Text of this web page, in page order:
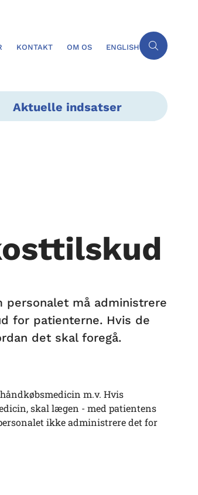
KONTAKT OM OS ENGLISH
Aktuelle indsatser
personalet må administrere
for patienterne. Hvis de
det skal foregå.
m.v. Hvis
skal lægen - med patientens
ikke administrere det for